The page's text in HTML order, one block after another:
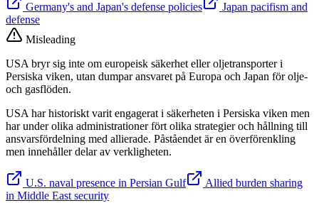
Germany's and Japan's defense policies
Japan pacifism and
defense
Misleading
USA bryr sig inte om europeisk säkerhet eller oljetransporter i
Persiska viken, utan dumpar ansvaret på Europa och Japan för olje-
och gasflöden.
USA har historiskt varit engagerat i säkerheten i Persiska viken men
har under olika administrationer fört olika strategier och hållning till
ansvarsfördelning med allierade. Påståendet är en överförenkling
men innehåller delar av verkligheten.
U.S. naval presence in Persian Gulf
Allied burden sharing
in Middle East security